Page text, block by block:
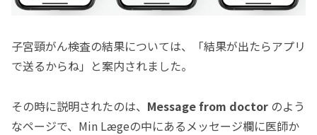
子宮頸がん検査の結果については、「結果が出たらアプリ
で送るからね」と案内されました。
その時に説明されたのは、 Message from doctor のよう
なページで、Min Lægeの中にあるメッセージ欄に医師か